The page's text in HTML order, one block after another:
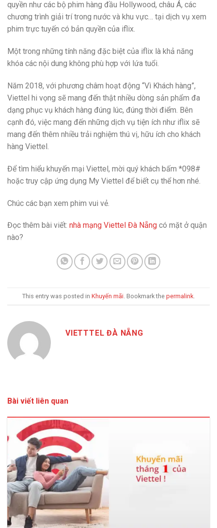
quyền như các bộ phim hàng đầu Hollywood, châu Á, các
chương trình giải trí trong nước và khu vực… tại dịch vụ xem
phim trực tuyến có bản quyền của iflix.
Một trong những tính năng đặc biệt của iflix là khả năng
khóa các nội dung không phù hợp với lứa tuổi.
Năm 2018, với phương châm hoạt động “Vì Khách hàng”,
Viettel hi vọng sẽ mang đến thật nhiều dòng sản phẩm đa
dạng phục vụ khách hàng đúng lúc, đúng thời điểm. Bên
cạnh đó, việc mang đến những dịch vụ tiện ích như iflix sẽ
mang đến thêm nhiều trải nghiệm thú vị, hữu ích cho khách
hàng Viettel.
Để tìm hiểu khuyến mại Viettel, mời quý khách bấm *098#
hoặc truy cập ứng dụng My Viettel để biết cụ thể hơn nhé.
Chúc các bạn xem phim vui vẻ.
Đọc thêm bài viết: nhà mạng Viettel Đà Nẵng có mặt ở quận
nào?
This entry was posted in Khuyến mãi . Bookmark the permalink
VIETTTEL ĐÀ NẴNG
Bài viết liên quan